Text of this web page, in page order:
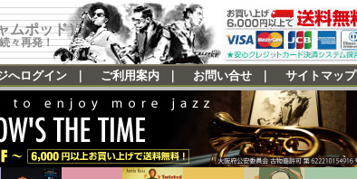
ムポッド)
々再発！
へログイン ご利用案内 お問い合せ サイトマップ